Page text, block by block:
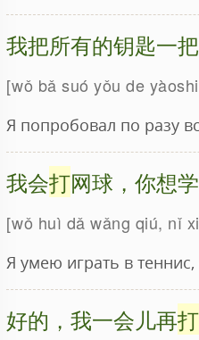
我把所有的钥匙一
wǒ bǎ suó yǒu de
Я попробовал по разу
我会打网球，你想
wǒ huì dǎ wǎng qiú, nǐ
Я умею играть в
好的，我一会儿再打